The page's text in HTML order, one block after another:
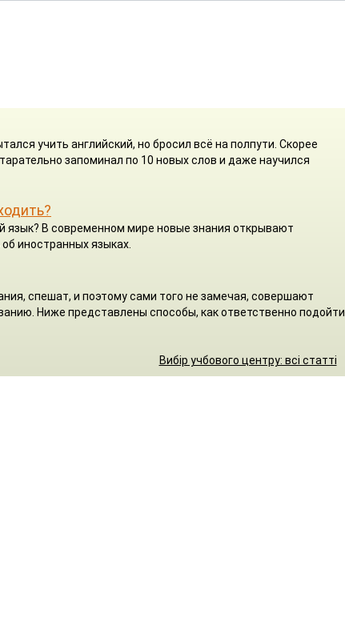
учить английский, но бросил всё на полпути. Скорее
запоминал по 10 новых слов и даже научился
язык? В современном мире новые знания открывают
иностранных языках.
спешат, и поэтому сами того не замечая, совершают
Ниже представлены способы, как ответственно подойти
Вибір учбового центру: всі статті